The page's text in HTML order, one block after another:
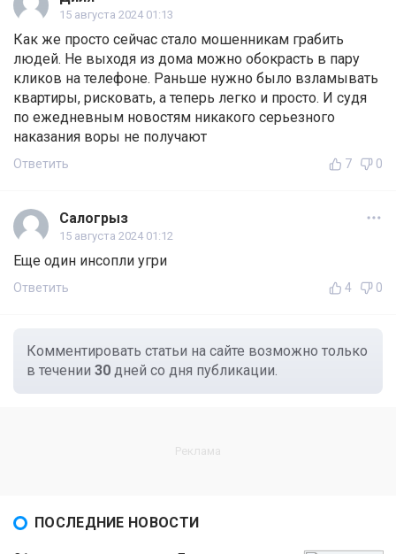
15 августа 2024 01:13
Как же просто сейчас стало мошенникам грабить
людей. Не выходя из дома можно обокрасть в пару
кликов на телефоне. Раньше нужно было взламывать
квартиры, рисковать, а теперь легко и просто. И судя
по ежедневным новостям никакого серьезного
наказания воры не получают
Ответить 7 0
Салогрыз
15 августа 2024 01:12
Еще один инсопли угри
Ответить 4 0
Комментировать статьи на сайте возможно только
в течении 30 дней со дня публикации.
ПОСЛЕДНИЕ НОВОСТИ